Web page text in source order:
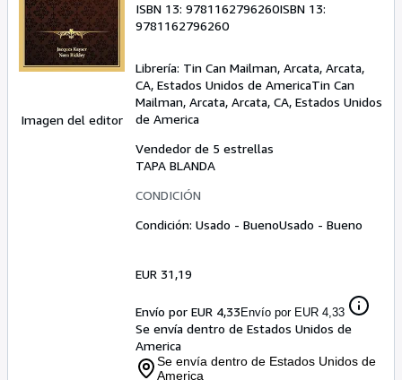
Imagen del editor
ISBN 13: 9781162796260ISBN 13:
9781162796260
Librería: Tin Can Mailman, Arcata, Arcata,
CA, Estados Unidos de AmericaTin Can
Mailman, Arcata, Arcata, CA, Estados Unidos
de America
Vendedor de 5 estrellas
TAPA BLANDA
CONDICIÓN
Condición: Usado - BuenoUsado - Bueno
EUR 31,19
Envío por EUR 4,33Envío por EUR 4,33
Se envía dentro de Estados Unidos de
America
Se envía dentro de Estados Unidos de
America